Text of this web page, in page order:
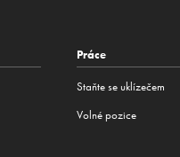
Práce
Staňte se uklízečem
Volné pozice